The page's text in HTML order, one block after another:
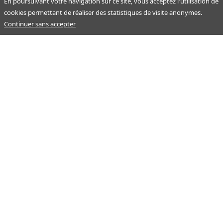
cookies permettant de réaliser des statistiques de visite anonymes.
Continuer sans accepter